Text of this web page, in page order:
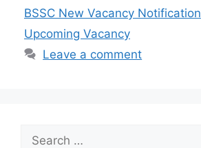
BSSC New Vacancy Notification
Upcoming Vacancy
Leave a comment
Search